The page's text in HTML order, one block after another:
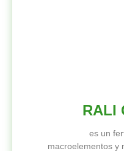
RALI
es un
macroelementos y